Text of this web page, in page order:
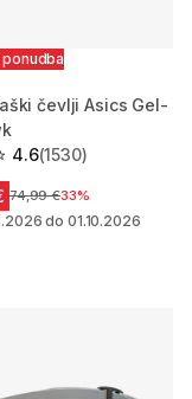
čevlji Asics Gel-
4.6
zvezdic from 1530
(1530)
Cena pred znižanjem
74,99 €33%
do 01.10.2026